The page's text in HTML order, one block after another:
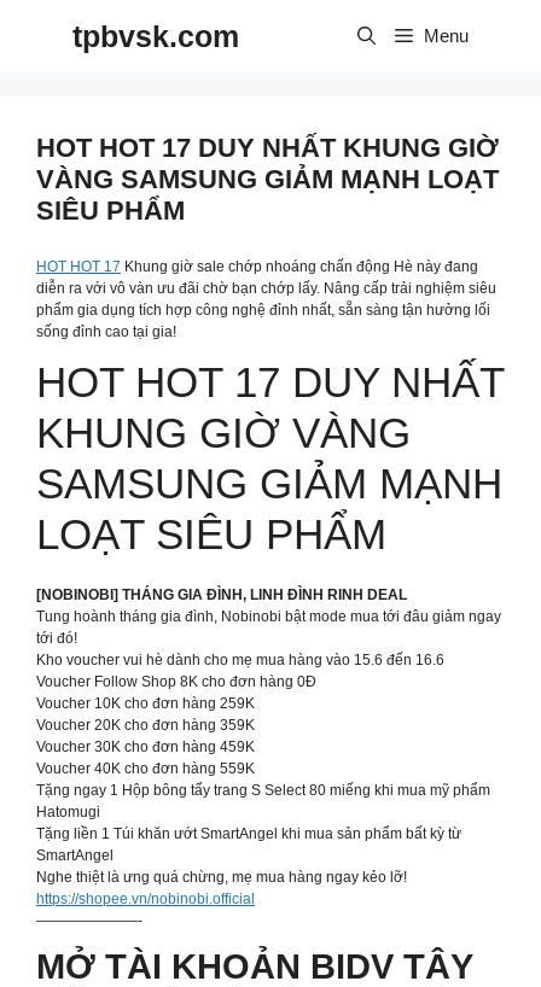
tpbvsk.com Menu
HOT HOT 17 DUY NHẤT KHUNG GIỜ
VÀNG SAMSUNG GIẢM MẠNH LOẠT
SIÊU PHẨM
HOT HOT 17 Khung giờ sale chớp nhoáng chấn động Hè này đang
diễn ra với vô vàn ưu đãi chờ bạn chớp lấy. Nâng cấp trải nghiệm siêu
phẩm gia dụng tích hợp công nghệ đỉnh nhất, sẵn sàng tận hưởng lối
sống đỉnh cao tại gia!
HOT HOT 17 DUY NHẤT
KHUNG GIỜ VÀNG
SAMSUNG GIẢM MẠNH
LOẠT SIÊU PHẨM
[NOBINOBI] THÁNG GIA ĐÌNH, LINH ĐÌNH RINH DEAL
Tung hoành tháng gia đình, Nobinobi bật mode mua tới đâu giảm ngay
tới đó!
Kho voucher vui hè dành cho mẹ mua hàng vào 15.6 đến 16.6
Voucher Follow Shop 8K cho đơn hàng 0Đ
Voucher 10K cho đơn hàng 259K
Voucher 20K cho đơn hàng 359K
Voucher 30K cho đơn hàng 459K
Voucher 40K cho đơn hàng 559K
Tặng ngay 1 Hộp bông tẩy trang S Select 80 miếng khi mua mỹ phẩm
Hatomugi
Tặng liền 1 Túi khăn ướt SmartAngel khi mua sản phẩm bất kỳ từ
SmartAngel
Nghe thiệt là ưng quá chừng, mẹ mua hàng ngay kẻo lỡ!
https://shopee.vn/nobinobi.official
———————-
MỞ TÀI KHOẢN BIDV TÂY